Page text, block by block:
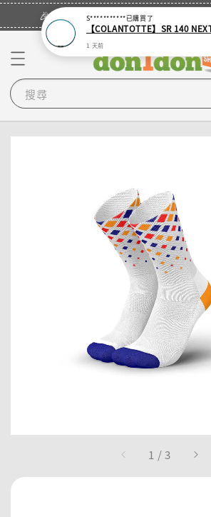
🎉登入會員・領取您的專屬折扣券！
搜尋
1 /3
S***********已購買了
1 天前